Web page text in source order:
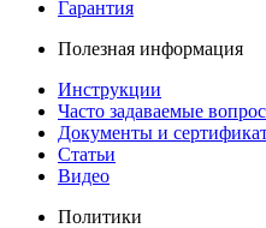
Гарантия
Полезная информация
Инструкции
Часто задаваемые
Документы и
Статьи
Видео
Политики